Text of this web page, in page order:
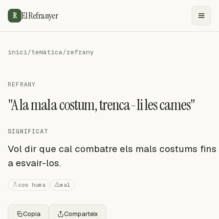
R El Refranyer
inici/temàtica/refrany
REFRANY
"A la mala costum, trenca-li les cames"
SIGNIFICAT
Vol dir que cal combatre els mals costums fins
a esvair-los.
cos huma mal
Copia Comparteix